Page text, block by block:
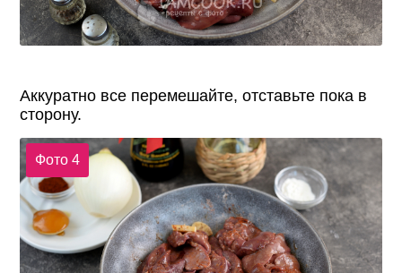
Аккуратно все перемешайте, отставьте пока в
сторону.
Фото 4